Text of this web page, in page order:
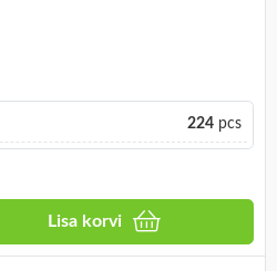
224 pcs
Lisa korvi